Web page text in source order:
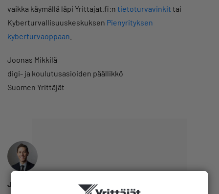
vaikka käymällä läpi Yrittajat.fi:n tietoturvavinkit tai
Kyberturvallisuuskeskuksen Pienyrityksen
kyberturvaoppaan
Joonas Mikkilä
digi- ja koulutusasioiden päällikkö
Suomen Yrittäjät
Joonas Mikkilä